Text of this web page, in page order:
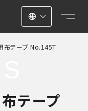
布テープ No.145T
テープ